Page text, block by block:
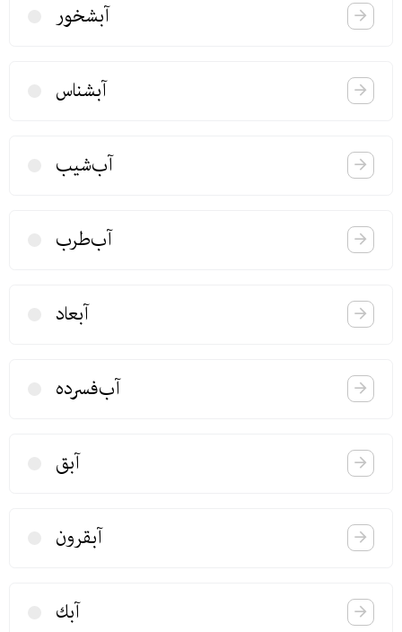
آبشخور
آبشناس
آب‌شیب
آب‌طرب
آبعاد
آب‌فسرده
آبق
آبقرون
آبك